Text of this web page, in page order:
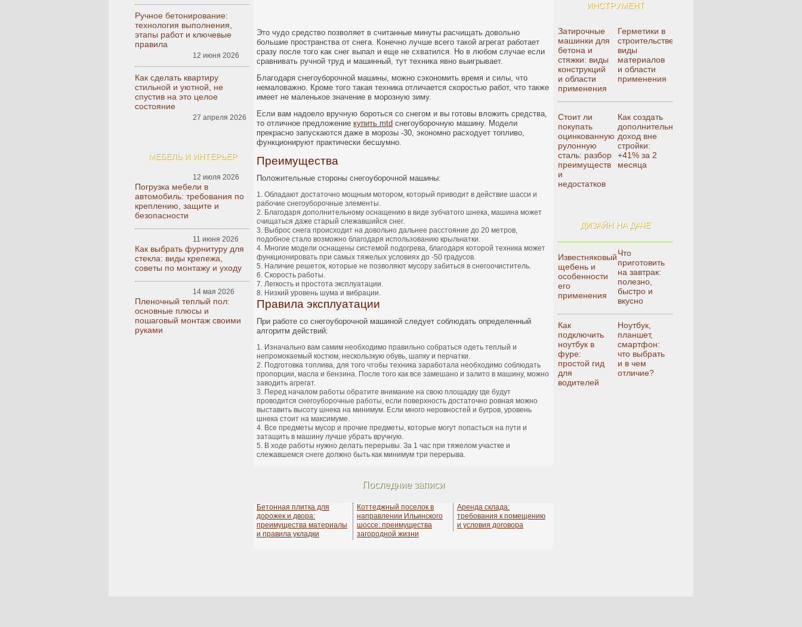
Ручное бетонирование:
технология выполнения,
этапы работ и ключевые
правила
12 июня 2026
Как сделать квартиру
стильной и уютной, не
спустив на это целое
состояние
27 апреля 2026
МЕБЕЛЬ И ИНТЕРЬЕР
12 июля 2026
Погрузка мебели в
автомобиль: требования по
креплению, защите и
безопасности
11 июня 2026
Как выбрать фурнитуру для
стекла: виды крепежа,
советы по монтажу и уходу
14 мая 2026
Пленочный теплый пол:
основные плюсы и
пошаговый монтаж своими
руками
ИНСТРУМЕНТ
Затирочные
машинки для
бетона и
стяжки: виды
конструкций
и области
применения
Герметики в
строительстве:
виды
материалов
и области
применения
Стоит ли
покупать
оцинкованную
рулонную
сталь: разбор
преимуществ
и
недостатков
Как создать
дополнительный
доход вне
стройки:
+41% за 2
месяца
ДИЗАЙН НА ДАЧЕ
Известняковый
щебень и
особенности
его
применения
Что
приготовить
на завтрак:
полезно,
быстро и
вкусно
Как
подключить
ноутбук в
фуре:
простой гид
для
водителей
Ноутбук,
планшет,
смартфон:
что выбрать
и в чем
отличие?
Это чудо средство позволяет в считанные минуты расчищать довольно
большие пространства от снега. Конечно лучше всего такой агрегат работает
сразу после того как снег выпал и еще не схватился. Но в любом случае если
сравнивать ручной труд и машинный, тут техника явно выигрывает.
Благодаря снегоуборочной машины, можно сэкономить время и силы, что
немаловажно. Кроме того такая техника отличается скоростью работ, что также
имеет не маленькое значение в морозную зиму.
Если вам надоело вручную бороться со снегом и вы готовы вложить средства,
то отличное предложение купить mtd снегоуборочную машину. Модели
прекрасно запускаются даже в морозы -30, экономно расходует топливо,
функционируют практически бесшумно.
Преимущества
Положительные стороны снегоуборочной машины:
Обладают достаточно мощным мотором, который приводит в действие шасси и
рабочие снегоуборочные элементы.
Благодаря дополнительному оснащению в виде зубчатого шнека, машина может
счищаться даже старый слежавшийся снег.
Выброс снега происходит на довольно дальнее расстояние до 20 метров,
подобное стало возможно благодаря использованию крыльчатки.
Многие модели оснащены системой подогрева, благодаря которой техника может
функционировать при самых тяжелых условиях до -50 градусов.
Наличие решеток, которые не позволяют мусору забиться в снегоочиститель.
Скорость работы.
Легкость и простота эксплуатации.
Низкий уровень шума и вибрации.
Правила эксплуатации
При работе со снегоуборочной машиной следует соблюдать определенный
алгоритм действий:
Изначально вам самим необходимо правильно собраться одеть теплый и
непромокаемый костюм, нескользкую обувь, шапку и перчатки.
Подготовка топлива, для того чтобы техника заработала необходимо соблюдать
пропорции, масла и бензина. После того как все замешано и залито в машину, можно
заводить агрегат.
Перед началом работы обратите внимание на свою площадку где будут
проводится снегоуборочные работы, если поверхность достаточно ровная можно
выставить высоту шнека на минимум. Если много неровностей и бугров, уровень
шнека стоит на максимуме.
Все предметы мусор и прочие предметы, которые могут попасться на пути и
затащить в машину лучше убрать вручную.
В ходе работы нужно делать перерывы. За 1 час при тяжелом участке и
слежавшемся снеге должно быть как минимум три перерыва.
Последние записи
Бетонная плитка для
дорожек и двора:
преимущества материалы
и правила укладки
Коттеджный поселок в
направлении Ильинского
шоссе: преимущества
загородной жизни
Аренда склада:
требования к помещению
и условия договора